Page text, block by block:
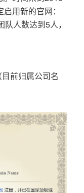
用新的官网：
人数达到5人，
前归属公司名